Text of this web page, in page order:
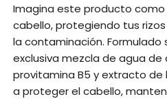
Imagina este producto
cabello, protegiendo tus rizos
la contaminación. Formulado
exclusiva mezcla de agua de
provitamina B5 y extracto
a proteger el cabello,